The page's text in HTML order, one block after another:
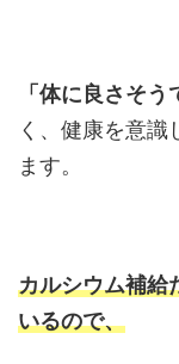
「体に良さそう
く、健康を意識
ます。
カルシウム補給
いるので、